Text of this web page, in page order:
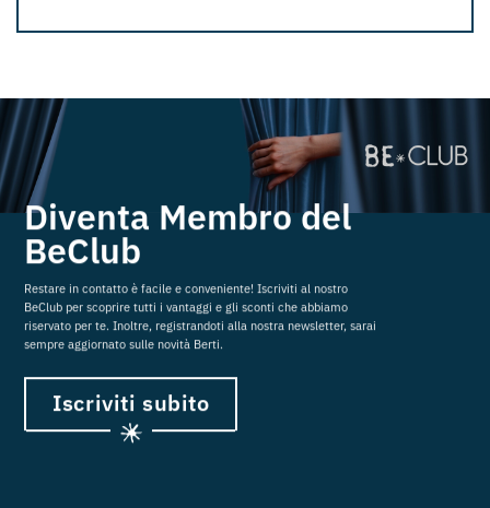
Diventa Membro del
BeClub
Restare in contatto è facile e conveniente! Iscriviti al nostro
BeClub per scoprire tutti i vantaggi e gli sconti che abbiamo
riservato per te. Inoltre, registrandoti alla nostra newsletter, sarai
sempre aggiornato sulle novità Berti.
Iscriviti subito